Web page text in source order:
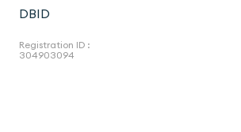
DBID
Registration ID :
304903094